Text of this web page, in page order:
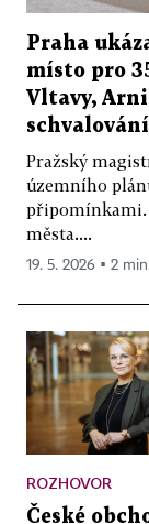
Praha
místo pro
Vltavy,
schvalování
Pražský
územního
připomínkami.
města....
19. 5. 2026 ▪ 2
ROZHOVOR
České